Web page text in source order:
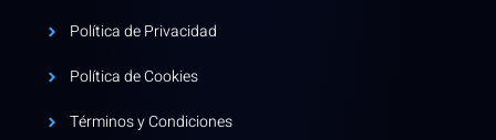
Política de Privacidad
Política de Cookies
Términos y Condiciones